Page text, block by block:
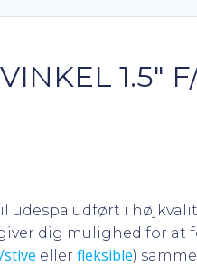
1.5″
til udespa udført i
dig mulighed for at
eller fleksible)